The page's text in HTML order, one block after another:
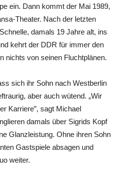
ein. Dann kommt der Mai 1989,
Theater. Nach der letzten
damals 19 Jahre alt, ins
kehrt der DDR für immer den
nichts von seinen Fluchtplänen.
sich ihr Sohn nach Westberlin
aber auch wütend. „Wir
Karriere”, sagt Michael
damals über Sigrids Kopf
Glanzleistung. Ohne ihren Sohn
Gastspiele absagen und
weiter.